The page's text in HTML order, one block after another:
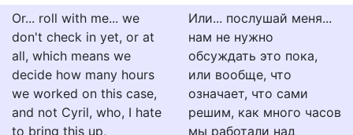
Or... roll with me... we
don't check in yet, or at
all, which means we
decide how many hours
we worked on this case,
and not Cyril, who, I hate
to bring this up,
Или... послушай меня...
нам не нужно
обсуждать это пока,
или вообще, что
означает, что сами
решим, как много часов
мы работали над